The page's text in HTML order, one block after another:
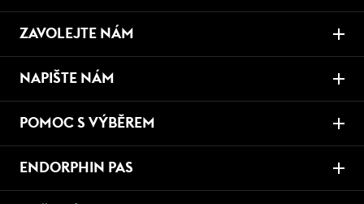
ZAVOLEJTE NÁM
NAPIŠTE NÁM
POMOC S VÝBĚREM
ENDORPHIN PAS